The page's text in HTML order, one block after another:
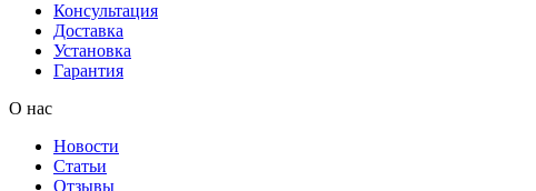
Консультация
Доставка
Установка
Гарантия
О нас
Новости
Статьи
Отзывы